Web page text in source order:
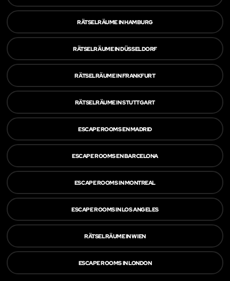
RÄTSELRÄUME IN HAMBURG
RÄTSELRÄUME IN DÜSSELDORF
RÄTSELRÄUME IN FRANKFURT
RÄTSELRÄUME IN STUTTGART
ESCAPE ROOMS EN MADRID
ESCAPE ROOMS EN BARCELONA
ESCAPE ROOMS IN MONTREAL
ESCAPE ROOMS IN LOS ANGELES
RÄTSELRÄUME IN WIEN
ESCAPE ROOMS IN LONDON